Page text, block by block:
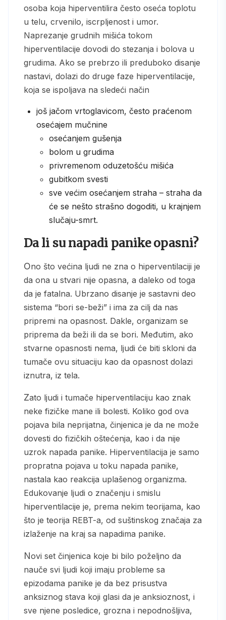
osoba koja hiperventilira često oseća toplotu
u telu, crvenilo, iscrpljenost i umor.
Naprezanje grudnih mišića tokom
hiperventilacije dovodi do stezanja i bolova u
grudima. Ako se prebrzo ili preduboko disanje
nastavi, dolazi do druge faze hiperventilacije,
koja se ispoljava na sledeći način
još jačom vrtoglavicom, često praćenom
osećajem mučnine
osećanjem gušenja
bolom u grudima
privremenom oduzetošću mišića
gubitkom svesti
sve većim osećanjem straha – straha da
će se nešto strašno dogoditi, u krajnjem
slučaju-smrt.
Da li su napadi panike opasni?
Ono što većina ljudi ne zna o hiperventilaciji je
da ona u stvari nije opasna, a daleko od toga
da je fatalna. Ubrzano disanje je sastavni deo
sistema “bori se-beži” i ima za cilj da nas
pripremi na opasnost. Dakle, organizam se
priprema da beži ili da se bori. Međutim, ako
stvarne opasnosti nema, ljudi će biti skloni da
tumače ovu situaciju kao da opasnost dolazi
iznutra, iz tela.
Zato ljudi i tumače hiperventilaciju kao znak
neke fizičke mane ili bolesti. Koliko god ova
pojava bila neprijatna, činjenica je da ne može
dovesti do fizičkih oštećenja, kao i da nije
uzrok napada panike. Hiperventilacija je samo
propratna pojava u toku napada panike,
nastala kao reakcija uplašenog organizma.
Edukovanje ljudi o značenju i smislu
hiperventilacije je, prema nekim teorijama, kao
što je teorija REBT-a, od suštinskog značaja za
izlaženje na kraj sa napadima panike.
Novi set činjenica koje bi bilo poželjno da
nauče svi ljudi koji imaju probleme sa
epizodama panike je da bez prisustva
anksiznog stava koji glasi da je anksioznost, i
sve njene posledice, grozna i nepodnošljiva,